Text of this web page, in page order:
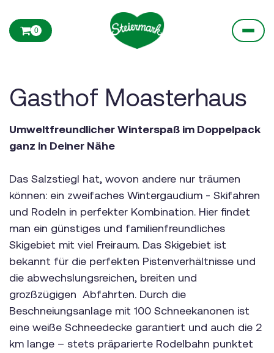
0
Gasthof Moasterhaus
Umweltfreundlicher Winterspaß im Doppelpack
ganz in Deiner Nähe
Das Salzstiegl hat, wovon andere nur träumen
können: ein zweifaches Wintergaudium - Skifahren
und Rodeln in perfekter Kombination. Hier findet
man ein günstiges und familienfreundliches
Skigebiet mit viel Freiraum. Das Skigebiet ist
bekannt für die perfekten Pistenverhältnisse und
die abwechslungsreichen, breiten und
grozßzügigen Abfahrten. Durch die
Beschneiungsanlage mit 100 Schneekanonen ist
eine weiße Schneedecke garantiert und auch die 2
km lange – stets präparierte Rodelbahn punktet